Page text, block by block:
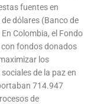
fuentes en
dólares (Banco de
Colombia, el Fondo
fondos donados
los
de la paz en
714.947
de